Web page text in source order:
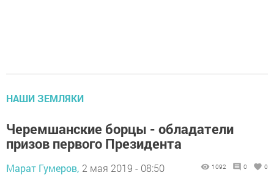
НАШИ ЗЕМЛЯКИ
Черемшанские борцы - обладатели
призов первого Президента
Марат Гумеров, 2 мая 2019 - 08:50 1092 0 0